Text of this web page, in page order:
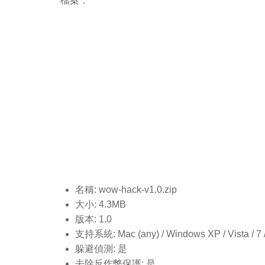
名稱: wow-hack-v1.0.zip
大小: 4.3MB
版本: 1.0
支持系統: Mac (any) / Windows XP / Vista / 7
躲避偵測: 是